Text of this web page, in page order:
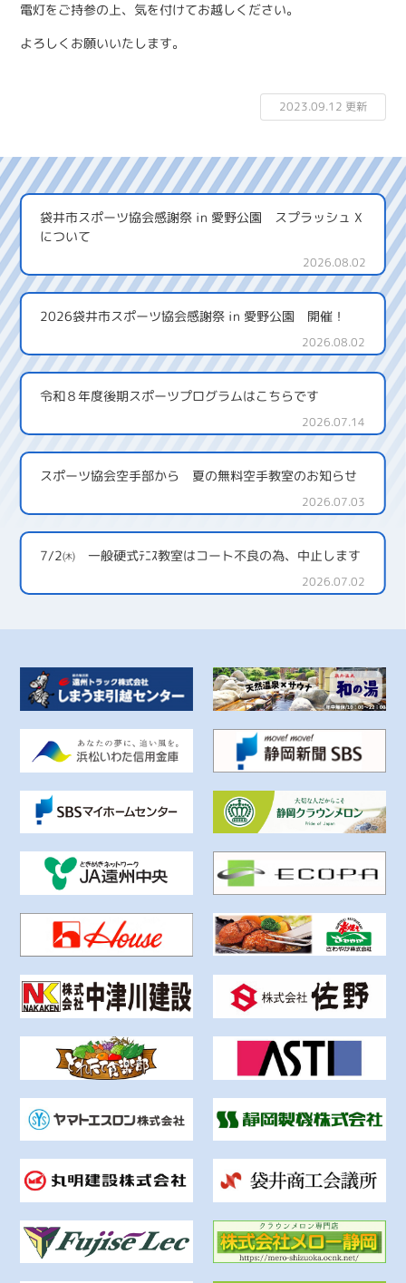
電灯をご持参の上、気を付けてお越しください。
よろしくお願いいたします。
2023.09.12 更新
袋井市スポーツ協会感謝祭 in 愛野公園 スプラッシュ X
について
2026.08.02
2026袋井市スポーツ協会感謝祭 in 愛野公園 開催！
2026.08.02
令和８年度後期スポーツプログラムはこちらです
2026.07.14
スポーツ協会空手部から 夏の無料空手教室のお知らせ
2026.07.03
7/2㈭ 一般硬式ﾃﾆｽ教室はコート不良の為、中止します
2026.07.02